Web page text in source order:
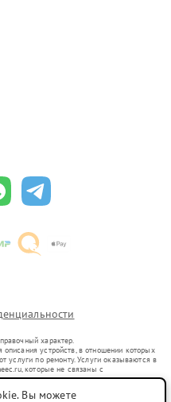
характер.
устройств, в отношении которых
услуги по ремонту. Услуги оказываются в
которые не связаны с
представителями.
в гражданский оборот в соответствии
Вы можете